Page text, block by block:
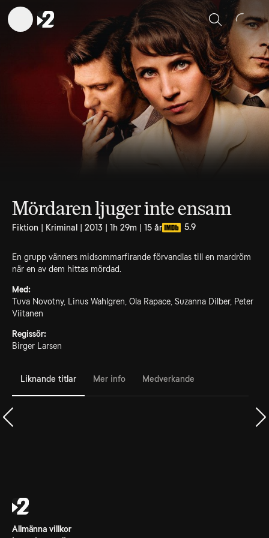
Sök
Mördaren ljuger inte ensam
Fiktion | Kriminal | 2013 | 1h 29m | 15 år 5.9
En grupp vänners midsommarfirande förvandlas till en mardröm
när en av dem hittas mördad.
Med:
Tuva Novotny, Linus Wahlgren, Ola Rapace, Suzanna Dilber, Peter
Viitanen
Regissör:
Birger Larsen
Liknande titlar Mer info Medverkande
Allmänna villkor